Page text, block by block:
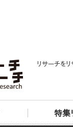
リサーチを
特集